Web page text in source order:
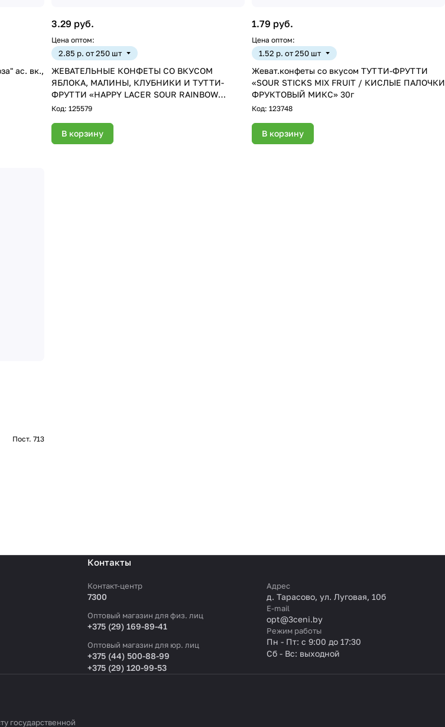
ас. вк.,
3.29 руб.
Цена оптом:
2.85 р. от 250 шт
ЖЕВАТЕЛЬНЫЕ КОНФЕТЫ СО ВКУСОМ
ЯБЛОКА, МАЛИНЫ, КЛУБНИКИ И ТУТТИ-
ФРУТТИ «HAPPY LACER SOUR RAINBOW
SPAGHETTI / КИСЛЫЕ РАДУЖНЫЕ
Код: 125579
В корзину
1.79 руб.
Цена оптом:
1.52 р. от 250 шт
Жеват.конфеты со вкусом ТУТТИ-ФРУТТИ
«SOUR STICKS MIX FRUIT / КИСЛЫЕ ПАЛОЧКИ
ФРУКТОВЫЙ МИКС» 30г
Код: 123748
В корзину
Пост. 713
Контакты
Контакт-центр
7300
Оптовый магазин для физ. лиц
+375 (29) 169-89-41
Оптовый магазин для юр. лиц
+375 (44) 500-88-99
+375 (29) 120-99-53
Адрес
д. Тарасово, ул. Луговая, 10б
E-mail
opt@3ceni.by
Режим работы
Пн - Пт: с 9:00 до 17:30
Сб - Вс: выходной
государственной